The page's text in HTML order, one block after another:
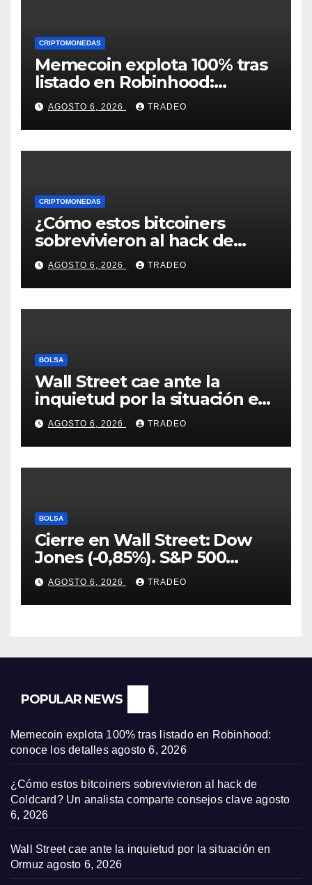
CRIPTOMONEDAS
Memecoin explota 100% tras
listado en Robinhood:
conoce los detalles
AGOSTO 6, 2026 TRADEO
CRIPTOMONEDAS
¿Cómo estos bitcoiners
sobrevivieron al hack de
Coldcard? Un analista
comparte consejos clave
AGOSTO 6, 2026 TRADEO
BOLSA
Wall Street cae ante la
inquietud por la situación en
Ormuz
AGOSTO 6, 2026 TRADEO
BOLSA
Cierre en Wall Street: Dow
Jones (-0,85%). S&P 500
(-0,18%) y Nasdaq (-0,06%)
AGOSTO 6, 2026 TRADEO
POPULAR NEWS
Memecoin explota 100% tras listado en Robinhood:
conoce los detalles agosto 6, 2026
¿Cómo estos bitcoiners sobrevivieron al hack de
Coldcard? Un analista comparte consejos clave agosto
6, 2026
Wall Street cae ante la inquietud por la situación en
Ormuz agosto 6, 2026